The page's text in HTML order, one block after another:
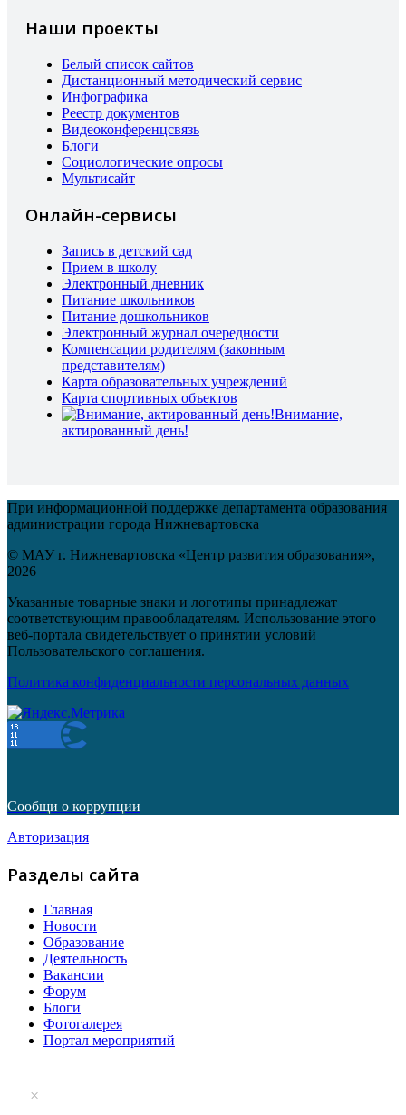
Наши проекты
Белый список сайтов
Дистанционный методический сервис
Инфографика
Реестр документов
Видеоконференцсвязь
Блоги
Социологические опросы
Мультисайт
Онлайн-сервисы
Запись в детский сад
Прием в школу
Электронный дневник
Питание школьников
Питание дошкольников
Электронный журнал очередности
Компенсации родителям (законным
представителям)
Карта образовательных учреждений
Карта спортивных объектов
Внимание,
актированный день!
При информационной поддержке департамента образования
администрации города Нижневартовска
© МАУ г. Нижневартовска «Центр развития образования»,
2026
Указанные товарные знаки и логотипы принадлежат
соответствующим правообладателям. Использование этого
веб-портала свидетельствует о принятии условий
Пользовательского соглашения.
Политика конфиденциальности персональных данных
Сообщи о коррупции
Авторизация
Разделы сайта
Главная
Новости
Образование
Деятельность
Вакансии
Форум
Блоги
Фотогалерея
Портал мероприятий
×